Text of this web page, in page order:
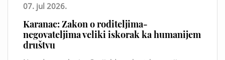
07. jul 2026.
Karanac: Zakon o roditeljima-
negovateljima veliki iskorak ka humanijem
društvu